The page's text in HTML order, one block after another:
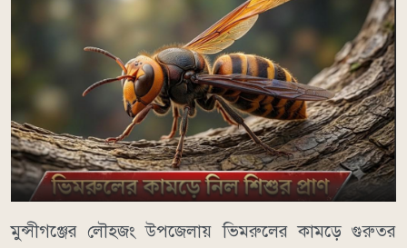
মুন্সীগঞ্জের লৌহজং উপজেলায় ভিমরুলের কামড়ে গুরুতর